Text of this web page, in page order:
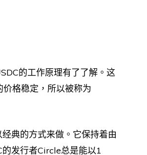
的工作原理有了了解。这
格稳定，所以被称为
典的方式来做。它保持着由
发行者Circle总是能以1